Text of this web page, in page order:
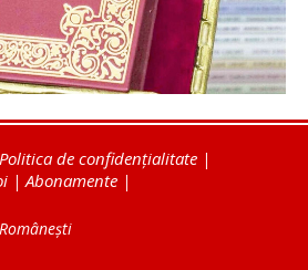
Politica de confidențialitate |
| Abonamente |